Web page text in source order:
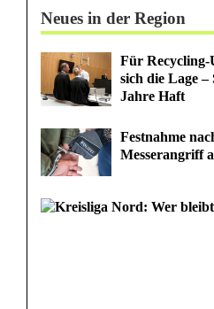
Neues in der Region
Für
sich die Lage –
Jahre Haft
Festnahme
Messerangriff